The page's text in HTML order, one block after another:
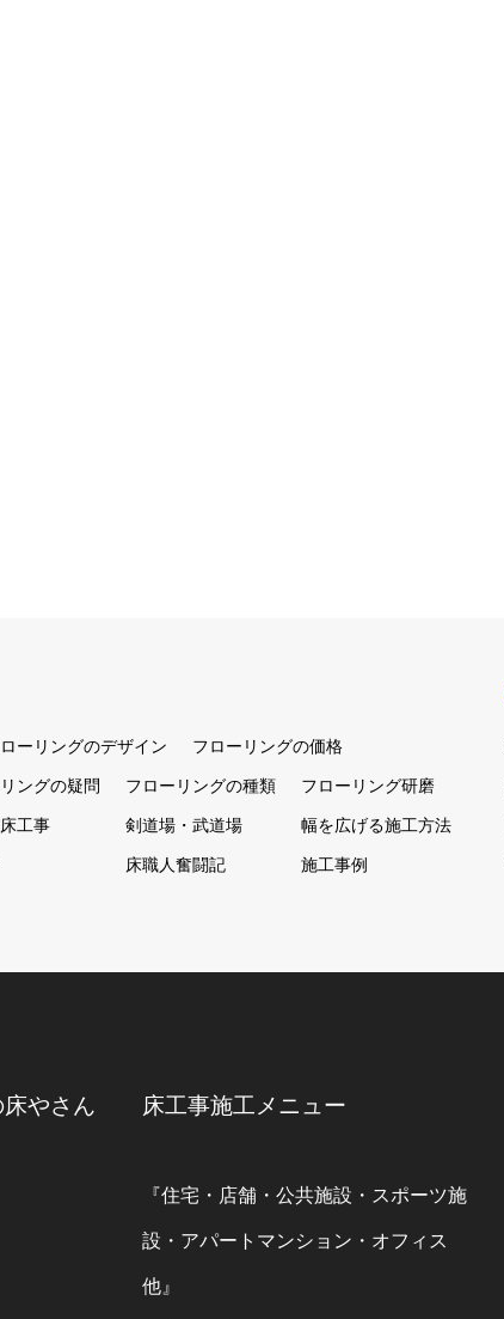
ーリングのデザイン フローリングの価格
ングの疑問 フローリングの種類 フローリング研磨
工事 剣道場・武道場 幅を広げる施工方法
床職人奮闘記 施工事例
やさん 床工事施工メニュー
『住宅・店舗・公共施設・スポーツ施
設・アパートマンション・オフィス
他』